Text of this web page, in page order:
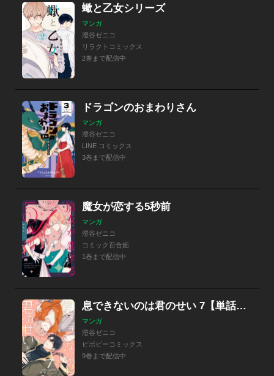
蠍と乙女シリーズ
マンガ
澄谷ゼニコ
リラクトコミックス
2巻まで配信中
ドラゴンのおまわりさん
マンガ
澄谷ゼニコ
LINE コミックス
3巻まで配信中
魔女が恋する5秒前
マンガ
澄谷ゼニコ
コミック百合姫
1巻まで配信中
息できないのは君のせい 7【単話版】
マンガ
澄谷ゼニコ
ビボピーコミックス
9巻まで配信中